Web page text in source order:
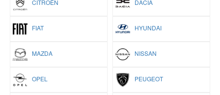
CITROËN DACIA
FIAT HYUNDAI
MAZDA NISSAN
OPEL PEUGEOT